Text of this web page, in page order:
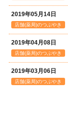
2019年05月14日
店舗(薬局)のつぶやき
2019年04月08日
店舗(薬局)のつぶやき
2019年03月06日
店舗(薬局)のつぶやき